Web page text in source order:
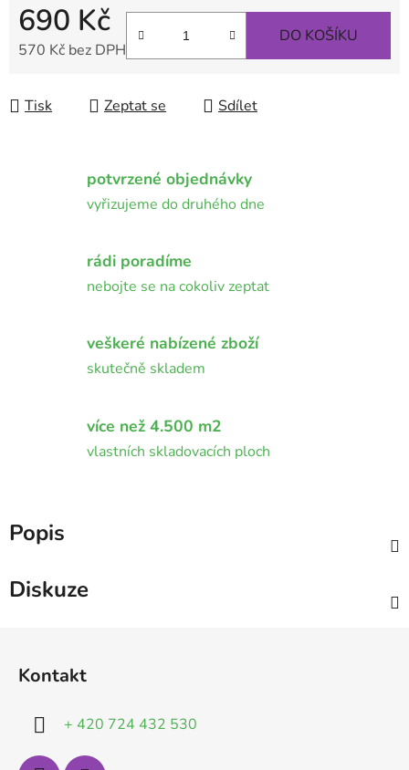
690 Kč
570 Kč bez DPH
DO KOŠÍKU
Tisk Zeptat se Sdílet
potvrzené objednávky
vyřizujeme do druhého dne
rádi poradíme
nebojte se na cokoliv zeptat
veškeré nabízené zboží
skutečně skladem
více než 4.500 m2
vlastních skladovacích ploch
Popis
Diskuze
Kontakt
+ 420 724 432 530